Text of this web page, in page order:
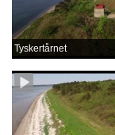
Tyskertårnet